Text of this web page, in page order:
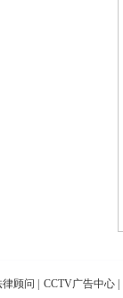
律顾问 CCTV广告中心